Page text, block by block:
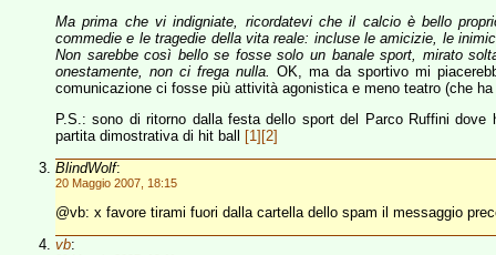
Ma prima che vi indigniate, ricordatevi che il calcio è bello
commedie e le tragedie della vita reale: incluse le amicizie, le
Non sarebbe così bello se fosse solo un banale sport, mirato
onestamente, non ci frega nulla. OK, ma da sportivo mi
comunicazione ci fosse più attività agonistica e meno teatro (che
P.S.: sono di ritorno dalla festa dello sport del Parco Ruffini
partita dimostrativa di hit ball
[1] [2]
BlindWolf:
20 Maggio 2007, 18:15
@vb: x favore tirami fuori dalla cartella dello spam il messaggio
vb: